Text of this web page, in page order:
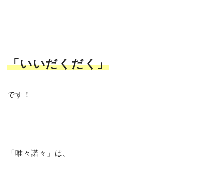
「いいだくだく」
です！
「唯々諾々」は、